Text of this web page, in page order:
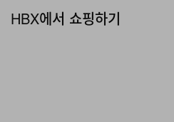
HBX에서 쇼핑하기